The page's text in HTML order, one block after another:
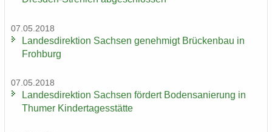
07.05.2018
Lan­des­di­rek­ti­on Sach­sen ge­neh­migt Brü­cken­bau in
Froh­burg
07.05.2018
Lan­des­di­rek­ti­on Sach­sen för­dert Bo­den­sa­nie­rung in
Thu­mer Kin­der­ta­ges­stät­te